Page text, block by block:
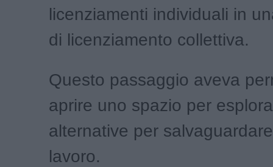
licenziamenti individuali in
di licenziamento collettiva.
Questo passaggio aveva
aprire uno spazio per
alternative per
lavoro.